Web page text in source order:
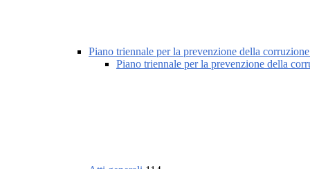
Piano triennale per la prevenzione della
Piano triennale per la prevenzione della